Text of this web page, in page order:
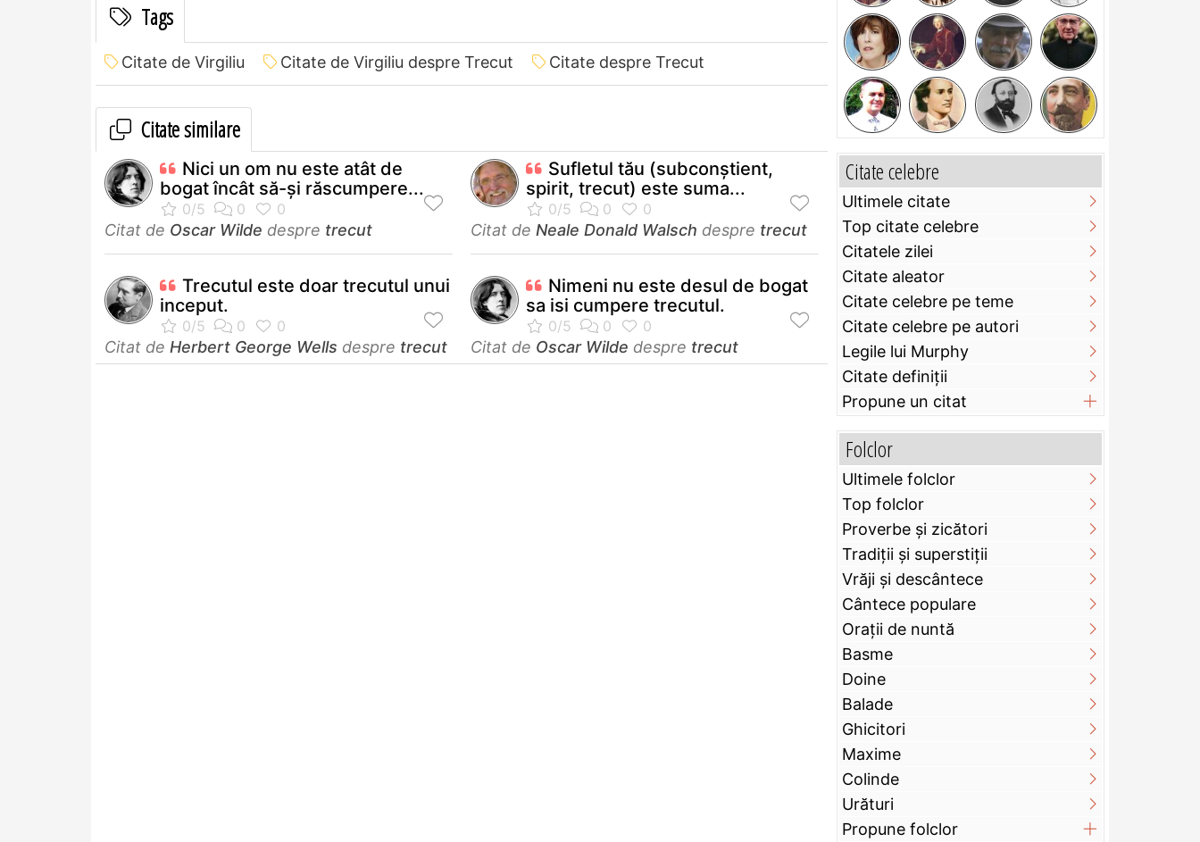
Tags
Citate de Virgiliu Citate de Virgiliu despre Trecut Citate despre Trecut
Citate similare
Nici un om nu este atât de
bogat încât să-şi răscumpere...
Citat de Oscar Wilde despre trecut
Sufletul tău (subconştient,
spirit, trecut) este suma...
Citat de Neale Donald Walsch despre trecut
Trecutul este doar trecutul unui
inceput.
Citat de Herbert George Wells despre trecut
Nimeni nu este desul de bogat
sa isi cumpere trecutul.
Citat de Oscar Wilde despre trecut
Citate celebre
Ultimele citate
Top citate celebre
Citatele zilei
Citate aleator
Citate celebre pe teme
Citate celebre pe autori
Legile lui Murphy
Citate definiţii
Propune un citat
Folclor
Ultimele folclor
Top folclor
Proverbe și zicători
Tradiții și superstiții
Vrăji și descântece
Cântece populare
Orații de nuntă
Basme
Doine
Balade
Ghicitori
Maxime
Colinde
Urături
Propune folclor